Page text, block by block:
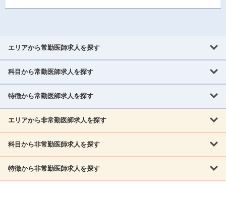
エリアから常勤医師求人を探す
北海道・東北
北海道 青森県 岩手県
茨城県 栃木県 群馬県
神奈川県 山梨県
北信越
科目から常勤医師求人を探す
内科系
消化器科 呼吸器科
リウマチ科 外科 消化器外科
脳神経外科 乳腺外科 泌尿器科 整形外科 形成外科
特徴から常勤医師求人を探す
救急対応なし 女性医師歓迎
施設長募集 年齢不問 外来のみ
エリアから非常勤医師求人を探す
北海道・東北
北海道 青森県 岩手県
科目から非常勤医師求人を探す
内科系
特徴から非常勤医師求人を探す